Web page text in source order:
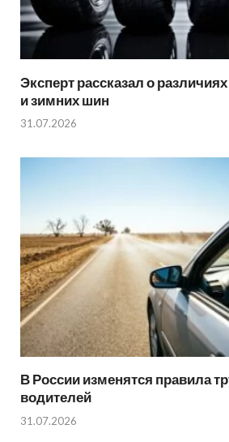
Эксперт рассказал о
и зимних шин
31.07.2026
В России изменятся правила
водителей
31.07.2026